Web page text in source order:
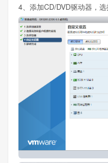
4、添加CD/DVD驱动器，